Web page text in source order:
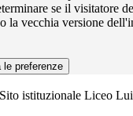
se il visitatore
la vecchia versione
le preferenze
Sito istituzionale Liceo